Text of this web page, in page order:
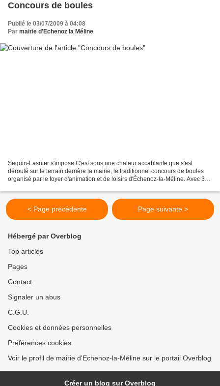
Concours de boules
Publié le 03/07/2009 à 04:08
Par mairie d'Echenoz la Méline
Seguin-Lasnier s'impose C'est sous une chaleur accablante que s'est
déroulé sur le terrain derrière la mairie, le traditionnel concours de boules
organisé par le foyer d'animation et de loisirs d'Échenoz-la-Méline. Avec 36
< Page précédente Page suivante >
Hébergé par Overblog
Top articles
Pages
Contact
Signaler un abus
C.G.U.
Cookies et données personnelles
Préférences cookies
Voir le profil de mairie d'Echenoz-la-Méline sur le portail Overblog
Créer un blog sur Overblog